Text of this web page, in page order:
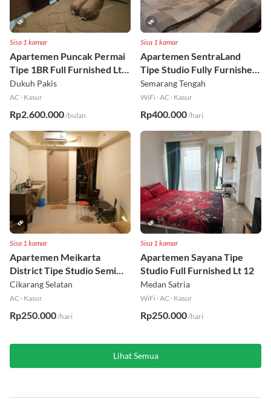
Sisa 1 kamar
Apartemen Puncak Permai
Tipe 1BR Full Furnished Lt
18
Dukuh Pakis
AC · Kasur
Rp2.600.000/bulan
Sisa 1 kamar
Apartemen SentraLand
Tipe Studio Fully Furnished
Lt 8
Semarang Tengah
WiFi ·AC · Kasur
Rp400.000/hari
Sisa 1 kamar
Apartemen Meikarta
District Tipe Studio Semi
Furnished Lt 1
Cikarang Selatan
AC · Kasur
Rp250.000/hari
Sisa 1 kamar
Apartemen Sayana Tipe
Studio Full Furnished Lt 12
Medan Satria
WiFi ·AC · Kasur
Rp250.000/hari
Lihat Semua